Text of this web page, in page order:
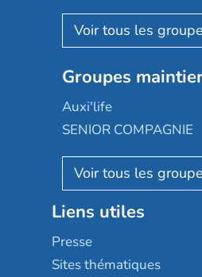
Aquarelia
Nexity edenea
Les jardins d'Arcadie
Occitalia
Appartseniors
Reseda
Stella management
Les villages d'or
Sérénys
Résidences services
Korian
Emera
Groupe SOS
Le Noble Âge
Almage
Résidalya
Groupe aplus
Groupes
Auxi'life
SENIOR COMPAGNIE
AGE D'OR Services
Liens utiles
Presse
Sites thématiques